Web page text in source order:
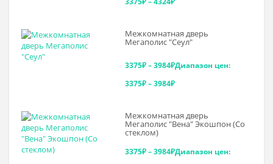
Межкомнатная дверь
Мегаполис "Сеул"
3375₽–3984₽Диапазон цен:
3375₽ – 3984₽
Межкомнатная дверь
Мегаполис "Вена" Экошпон (Со
стеклом)
3375₽–3984₽Диапазон цен: